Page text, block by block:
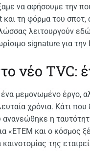
να αφήσουμε την
και τη φόρμα του
λειτουργούν
signature για
νέο TVC:
μεμονωμένο έργο,
χρόνια. Κάτι
ανανεώθηκε η
και ο κόσμος
της